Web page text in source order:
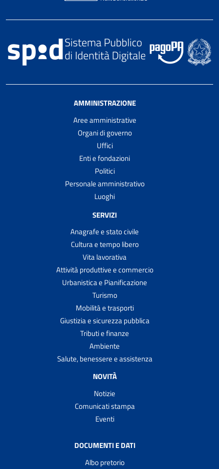
AMMINISTRAZIONE
Aree amministrative
Organi di governo
Uffici
Enti e fondazioni
Politici
Personale amministrativo
Luoghi
SERVIZI
Anagrafe e stato civile
Cultura e tempo libero
Vita lavorativa
Attività produttive e commercio
Urbanistica e Pianificazione
Turismo
Mobilità e trasporti
Giustizia e sicurezza pubblica
Tributi e finanze
Ambiente
Salute, benessere e assistenza
NOVITÀ
Notizie
Comunicati stampa
Eventi
DOCUMENTI E DATI
Albo pretorio